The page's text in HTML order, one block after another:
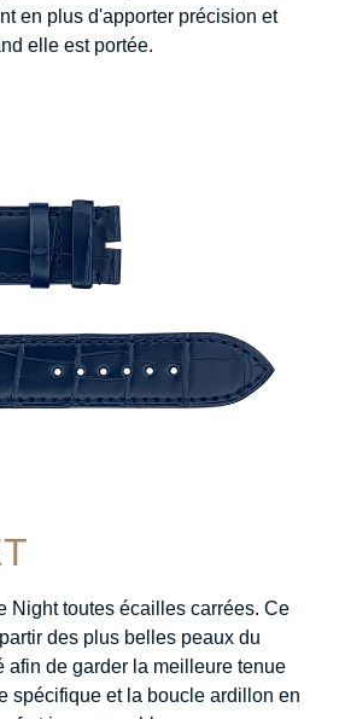
en plus d'apporter précision et
elle est portée.
Night toutes écailles carrées. Ce
des plus belles peaux du
afin de garder la meilleure tenue
spécifique et la boucle ardillon en